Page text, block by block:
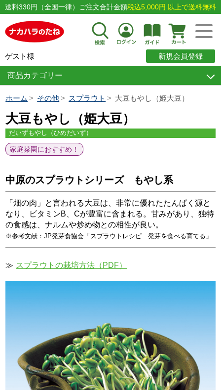
送料330円（全国一律）ご注文合計金額税込5,000円 以上で送料無料
ゲスト様 新規会員登録
商品カテゴリー
ホーム その他 スプラウト 大豆もやし（姫大豆）
大豆もやし（姫大豆）
だいずもやし（ひめだいず）
家庭菜園におすすめ！
中原のスプラウトシリーズ もやし系
「畑の肉」と言われる大豆は、非常に優れたたんぱく源と
なり、ビタミンB、Cが豊富に含まれる。甘みがあり、独特
の食感は、ナルムや炒め物との相性が良い。
※参考文献：JP発芽食協会「スプラウトレシピ 発芽を食べる育てる」
≫ スプラウトの栽培方法（PDF）